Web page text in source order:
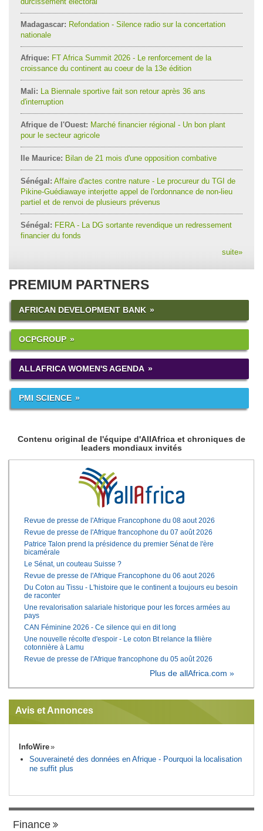
Madagascar: Refondation - Silence radio sur la concertation
nationale
Afrique: FT Africa Summit 2026 - Le renforcement de la
croissance du continent au coeur de la 13e édition
Mali: La Biennale sportive fait son retour après 36 ans
d'interruption
Afrique de l'Ouest: Marché financier régional - Un bon plant
pour le secteur agricole
Ile Maurice: Bilan de 21 mois d'une opposition combative
Sénégal: Affaire d'actes contre nature - Le procureur du TGI de
Pikine-Guédiawaye interjette appel de l'ordonnance de non-lieu
partiel et de renvoi de plusieurs prévenus
Sénégal: FERA - La DG sortante revendique un redressement
financier du fonds
suite»
PREMIUM PARTNERS
AFRICAN DEVELOPMENT BANK
OCPGROUP
ALLAFRICA WOMEN'S AGENDA
PMI SCIENCE
Contenu original de l'équipe d'AllAfrica et chroniques de
leaders mondiaux invités
Revue de presse de l'Afrique Francophone du 08 aout 2026
Revue de presse de l'Afrique francophone du 07 août 2026
Patrice Talon prend la présidence du premier Sénat de l'ère
bicamérale
Le Sénat, un couteau Suisse ?
Revue de presse de l'Afrique Francophone du 06 aout 2026
Du Coton au Tissu - L'histoire que le continent a toujours eu besoin
de raconter
Une revalorisation salariale historique pour les forces armées au
pays
CAN Féminine 2026 - Ce silence qui en dit long
Une nouvelle récolte d'espoir - Le coton Bt relance la filière
cotonnière à Lamu
Revue de presse de l'Afrique francophone du 05 août 2026
Plus de allAfrica.com »
Avis et Annonces
InfoWire
Souveraineté des données en Afrique - Pourquoi la localisation
ne suffit plus
Finance